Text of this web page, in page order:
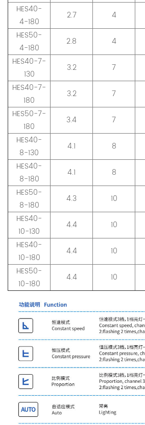
HES40-
4-180
2.7 4
HES50-
4-180
2.8 4
HES40-7-
130
3.2 7
HES40-7-
180
3.2 7
HES50-7-
180
3.4 7
HES40-
8-130
4.1 8
HES40-
8-180
4.1 8
HES50-
8-180
4.3 10
HES40-
10-130
4.4 10
HES40-
10-180
4.4 10
HES50-
10-180
4.4 10